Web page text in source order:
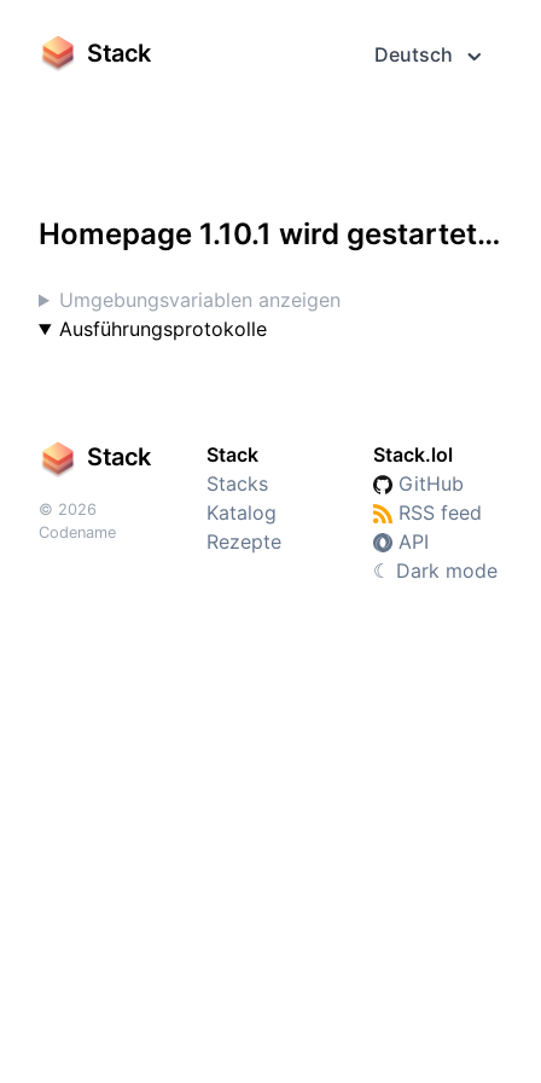
Stack Deutsch
Homepage 1.10.1 wird gestartet…
Umgebungsvariablen anzeigen
Ausführungsprotokolle
Stack
© 2026
Codename
Stack
Stacks
Katalog
Rezepte
Stack.lol
GitHub
RSS feed
API
☾ Dark mode